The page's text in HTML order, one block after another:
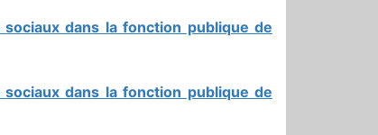
dans la fonction publique de
dans la fonction publique de